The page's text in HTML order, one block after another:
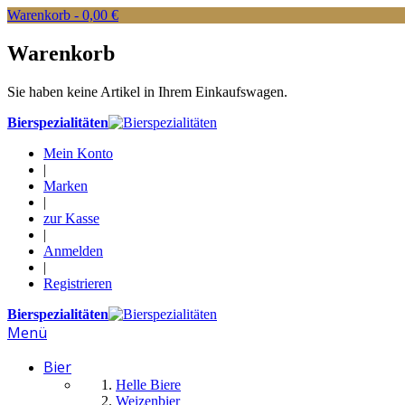
Warenkorb - 0,00 €
Warenkorb
Sie haben keine Artikel in Ihrem Einkaufswagen.
Bierspezialitäten
Mein Konto
|
Marken
|
zur Kasse
|
Anmelden
|
Registrieren
Bierspezialitäten
Menü
Bier
Helle Biere
Weizenbier